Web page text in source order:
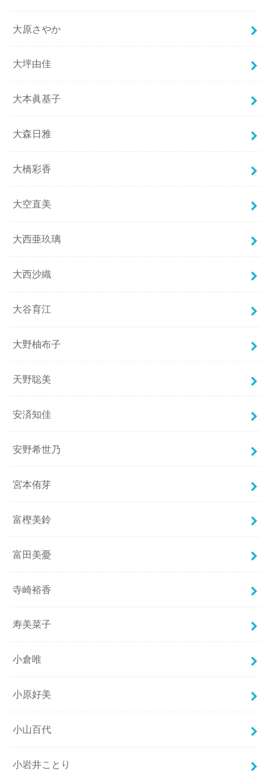
大原さやか
大坪由佳
大本眞基子
大森日雅
大橋彩香
大空直美
大西亜玖璃
大西沙織
大谷育江
大野柚布子
天野聡美
安済知佳
安野希世乃
宮本侑芽
富樫美鈴
富田美憂
寺崎裕香
寿美菜子
小倉唯
小原好美
小山百代
小岩井ことり